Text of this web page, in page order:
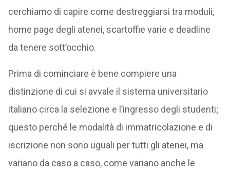
cerchiamo di capire come destreggiarsi tra moduli,
home page degli atenei, scartoffie varie e deadline
da tenere sott’occhio.
Prima di cominciare è bene compiere una
distinzione di cui si avvale il sistema universitario
italiano circa la selezione e l’ingresso degli studenti;
questo perché le modalità di immatricolazione e di
iscrizione non sono uguali per tutti gli atenei, ma
variano da caso a caso, come variano anche le